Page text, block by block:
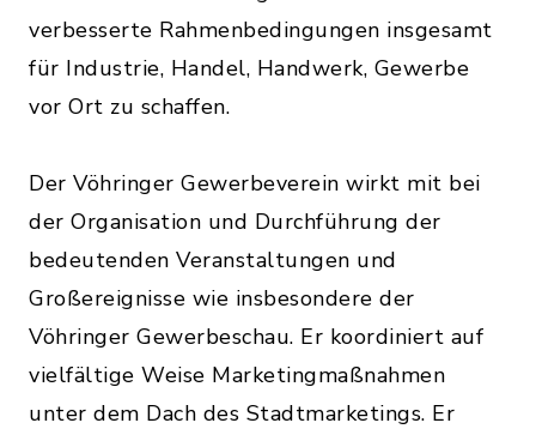
verbesserte Rahmenbedingungen insgesamt
für Industrie, Handel, Handwerk, Gewerbe
vor Ort zu schaffen.
Der Vöhringer Gewerbeverein wirkt mit bei
der Organisation und Durchführung der
bedeutenden Veranstaltungen und
Großereignisse wie insbesondere der
Vöhringer Gewerbeschau. Er koordiniert auf
vielfältige Weise Marketingmaßnahmen
unter dem Dach des Stadtmarketings. Er